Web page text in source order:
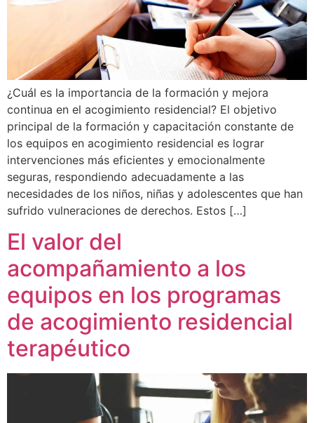
¿Cuál es la importancia de la formación y mejora
continua en el acogimiento residencial? El objetivo
principal de la formación y capacitación constante de
los equipos en acogimiento residencial es lograr
intervenciones más eficientes y emocionalmente
seguras, respondiendo adecuadamente a las
necesidades de los niños, niñas y adolescentes que han
sufrido vulneraciones de derechos. Estos […]
El valor del
acompañamiento a los
equipos en los programas
de acogimiento residencial
terapéutico